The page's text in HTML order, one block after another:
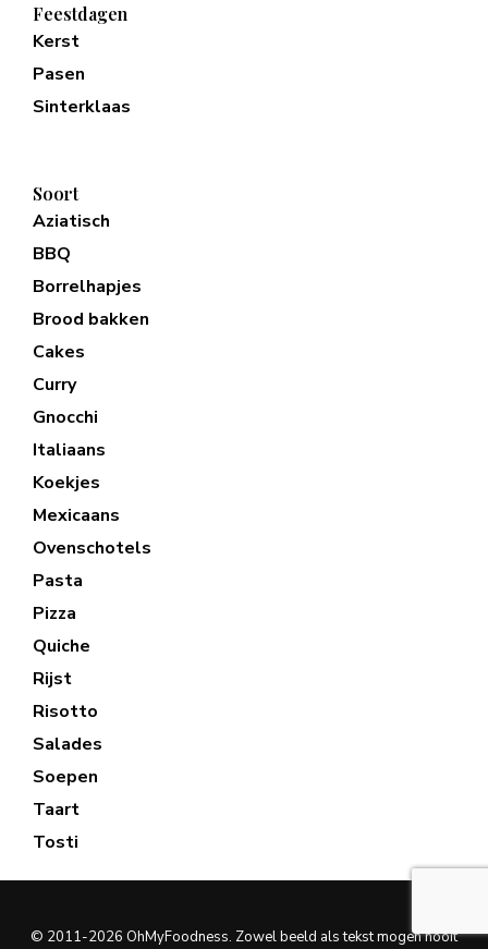
Feestdagen
Kerst
Pasen
Sinterklaas
Soort
Aziatisch
BBQ
Borrelhapjes
Brood bakken
Cakes
Curry
Gnocchi
Italiaans
Koekjes
Mexicaans
Ovenschotels
Pasta
Pizza
Quiche
Rijst
Risotto
Salades
Soepen
Taart
Tosti
© 2011-2026 OhMyFoodness. Zowel beeld als tekst mogen nooit